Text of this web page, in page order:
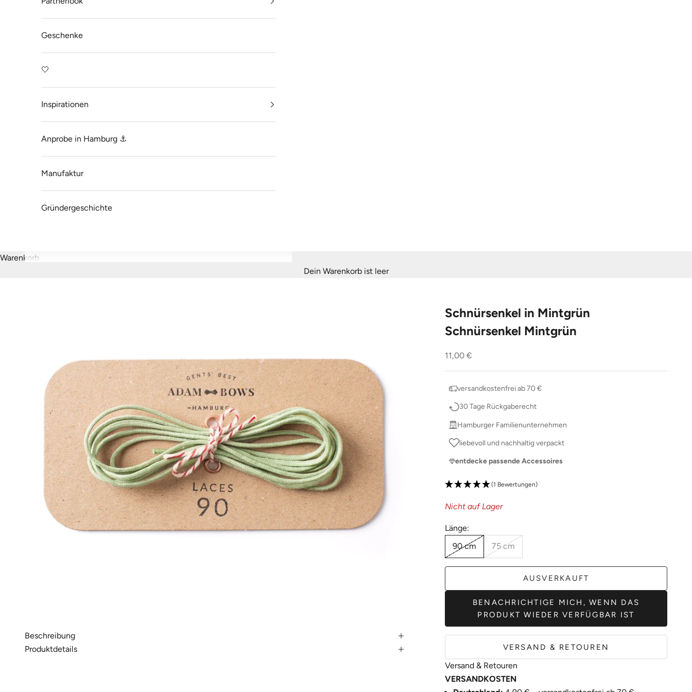
Geschenke
🤍
Inspirationen
Anprobe in Hamburg ⚓
Manufaktur
Gründergeschichte
Warenkorb
Dein Warenkorb ist leer
Schnürsenkel in Mintgrün
Schnürsenkel Mintgrün
Angebot
11,00 €
versandkostenfrei ab 70 €
30 Tage Rückgaberecht
Hamburger Familienunternehmen
liebevoll und nachhaltig verpackt
entdecke passende Accessoires
(1 Bewertungen)
Nicht auf Lager
Länge:
90 cm
75 cm
AUSVERKAUFT
BENACHRICHTIGE MICH, WENN DAS
PRODUKT WIEDER VERFÜGBAR IST
VERSAND & RETOUREN
Versand & Retouren
VERSANDKOSTEN
Beschreibung
Produktdetails